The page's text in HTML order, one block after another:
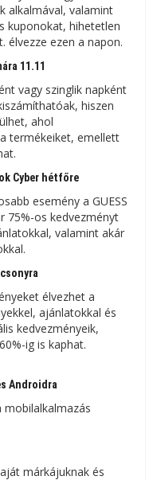
alkalmával, valamint
kuponokat, hihetetlen
élvezze ezen a napon.
11.11
vagy szinglik napként
hiszen
ahol
termékeiket, emellett
Cyber ​​​​hétfőre
esemény a GUESS
75%-os kedvezményt
valamint akár
élvezhet a
ajánlatokkal és
kedvezményeik,
ig is kaphat.
Androidra
mobilalkalmazás
márkájuknak és